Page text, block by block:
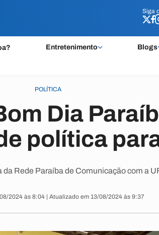
Siga
Entretenimento Blogs
Siga
POLÍTICA
Dia
política
da Rede Paraíba de Comunicação com a
2024 às 8:04 | Atualizado em 13/08/2024 às 9:37